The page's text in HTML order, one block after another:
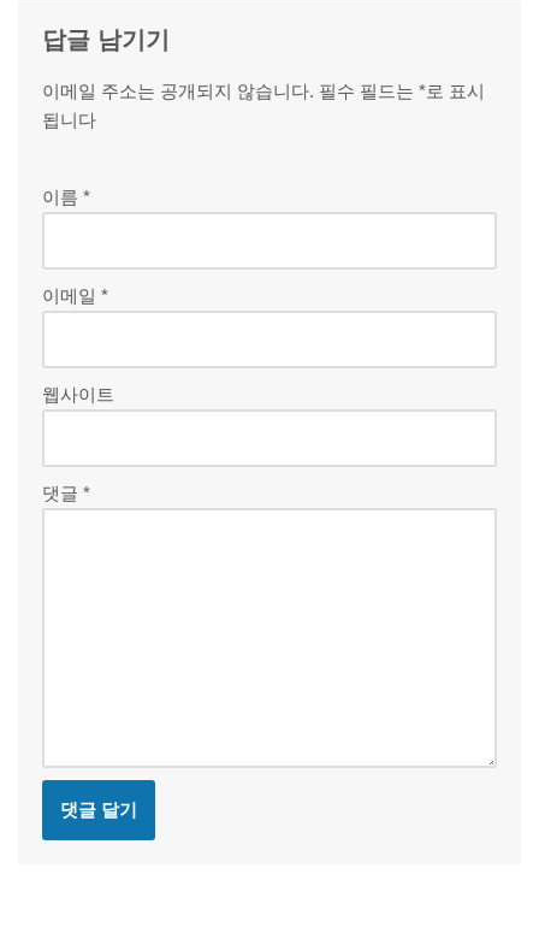
답글 남기기
이메일 주소는 공개되지 않습니다. 필수 필드는 *로 표시
됩니다
이름 *
이메일 *
웹사이트
댓글 *